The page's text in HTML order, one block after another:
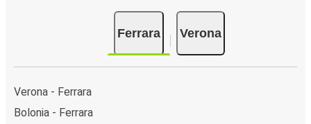
Ferrara Verona
Verona - Ferrara
Bolonia - Ferrara